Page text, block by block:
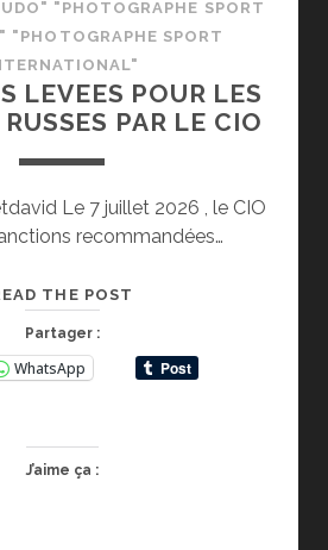
"PHOTOGRAPHE SPORT
"PHOTOGRAPHE SPORT
LEVEES POUR LES
PAR LE CIO
Le 7 juillet 2026 , le CIO
recommandées…
THE POST
LES
Partager :
WhatsApp
J’aime ça :